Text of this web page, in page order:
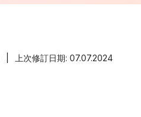
上次修訂日期: 07.07.2024